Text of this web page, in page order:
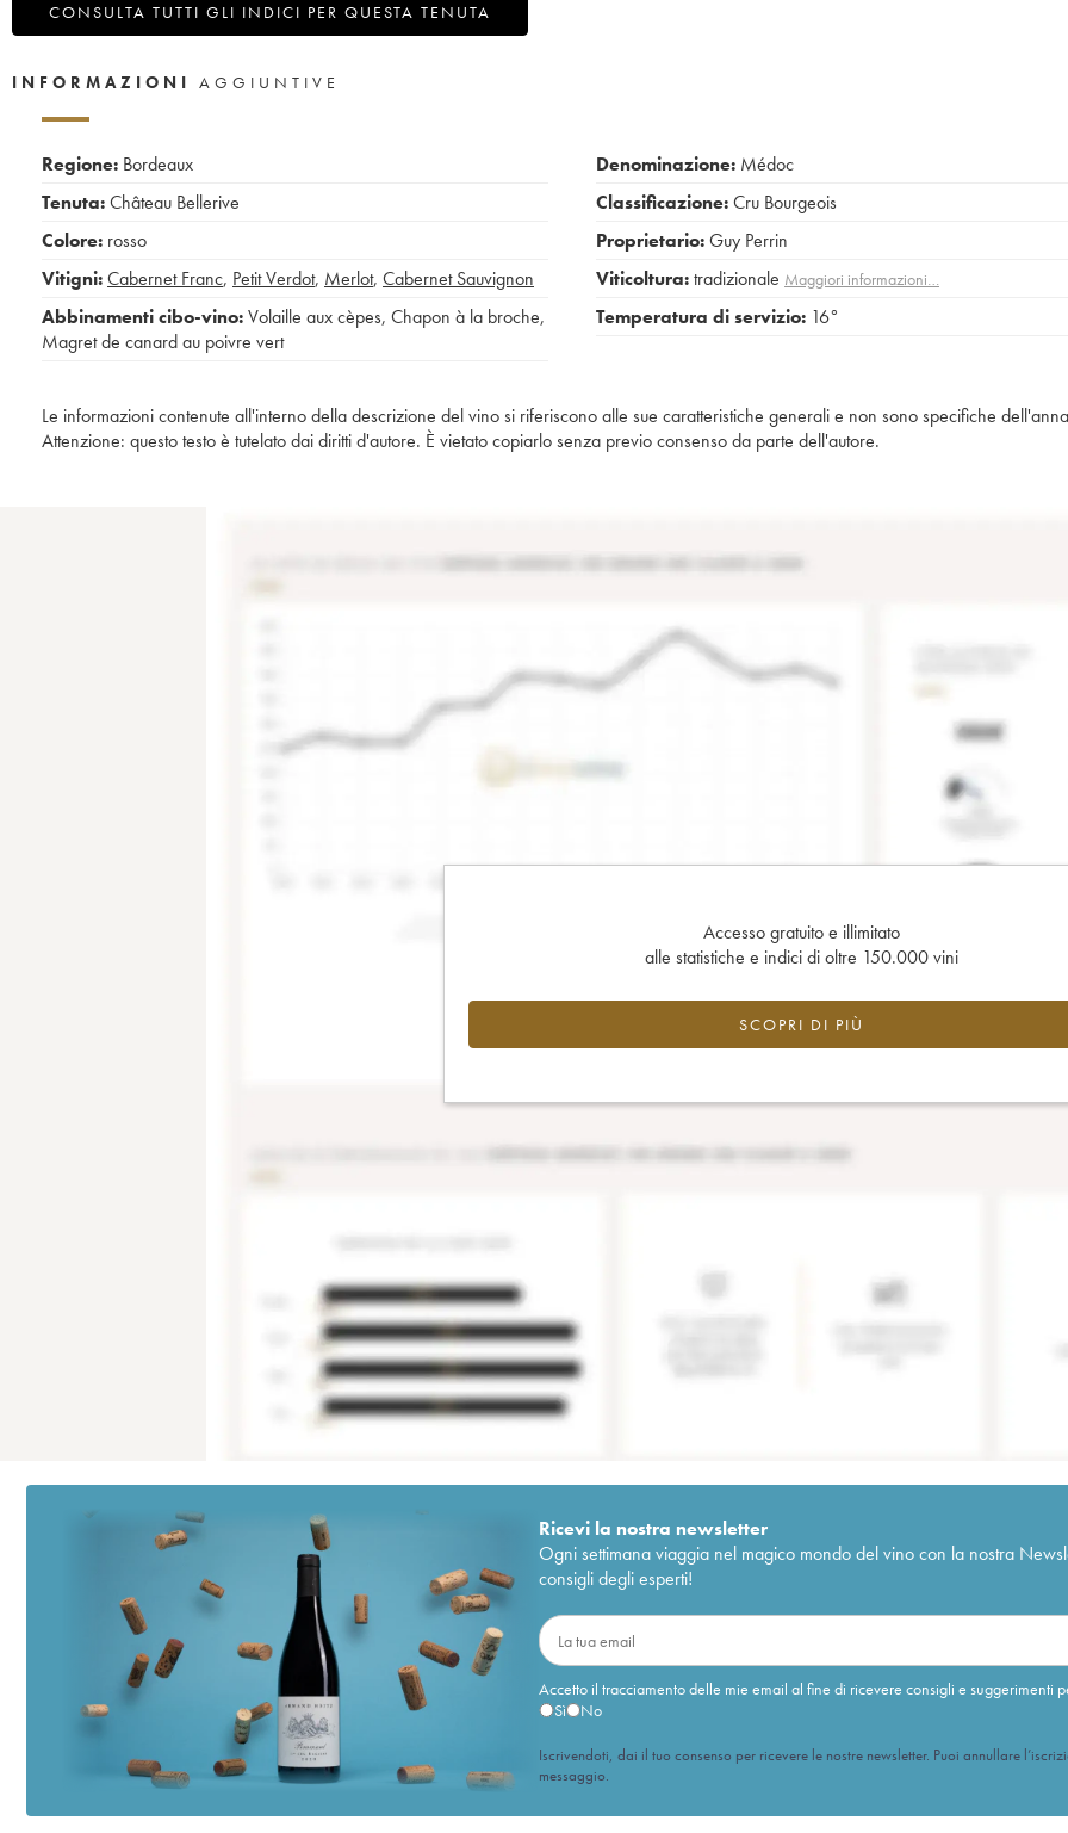
CONSULTA TUTTI GLI INDICI PER QUESTA TENUTA
INFORMAZIONI AGGIUNTIVE
Regione: Bordeaux
Tenuta:Château Bellerive
Colore: rosso
Vitigni:Cabernet Franc, Petit Verdot, Merlot, Cabernet Sauvignon
Abbinamenti cibo-vino:Volaille aux cèpes, Chapon à la broche,
Magret de canard au poivre vert
Denominazione: Médoc
Classificazione:Cru Bourgeois
Proprietario:Guy Perrin
Viticoltura:tradizionale Maggiori informazioni…
Temperatura di servizio: 16°
Le informazioni contenute all'interno della descrizione del vino si riferiscono alle sue caratteristiche generali e non sono specifiche
Attenzione: questo testo è tutelato dai diritti d'autore. È vietato copiarlo senza previo consenso da parte dell'autore.
Accesso gratuito e illimitato
alle statistiche e indici di oltre 150.000 vini
SCOPRI DI PIÙ
Ricevi la nostra newsletter
Ogni settimana viaggia nel magico mondo del vino con la nostra
consigli degli esperti!
Accetto il tracciamento delle mie email al fine di ricevere consigli e suggerimenti
Sì
No
Iscrivendoti, dai il tuo consenso per ricevere le nostre newsletter. Puoi annullare
messaggio.